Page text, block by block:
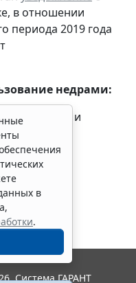
в отношении
периода 2019 года
недрами:
платежи и
2019 г.
в
.
Система ГАРАНТ